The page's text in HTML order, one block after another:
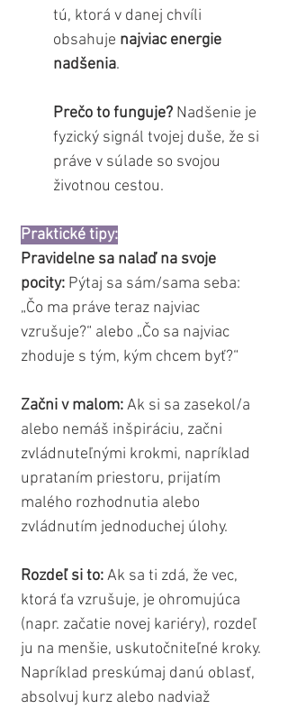
tú, ktorá v danej chvíli
obsahuje najviac energie
nadšenia.
Prečo to funguje? Nadšenie je
fyzický signál tvojej duše, že si
práve v súlade so svojou
životnou cestou.
Praktické tipy:
Pravidelne sa nalaď na svoje
pocity: Pýtaj sa sám/sama seba:
„Čo ma práve teraz najviac
vzrušuje?“ alebo „Čo sa najviac
zhoduje s tým, kým chcem byť?“
Začni v malom: Ak si sa zasekol/a
alebo nemáš inšpiráciu, začni
zvládnuteľnými krokmi, napríklad
uprataním priestoru, prijatím
malého rozhodnutia alebo
zvládnutím jednoduchej úlohy.
Rozdeľ si to: Ak sa ti zdá, že vec,
ktorá ťa vzrušuje, je ohromujúca
(napr. začatie novej kariéry), rozdeľ
ju na menšie, uskutočniteľné kroky.
Napríklad preskúmaj danú oblasť,
absolvuj kurz alebo nadviaž